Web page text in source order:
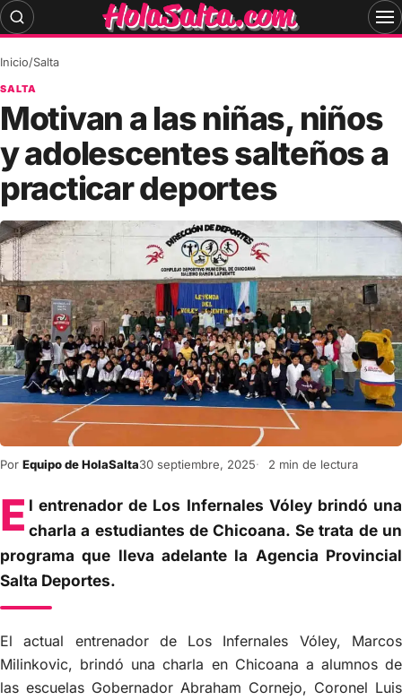
Skip
to
Inicio/Salta
SALTA
Motivan a las niñas, niños
y adolescentes salteños a
practicar deportes
Por Equipo de HolaSalta30 septiembre, 2025 2 min de lectura
E l entrenador de Los Infernales Vóley brindó una
charla a estudiantes de Chicoana. Se trata de un
programa que lleva adelante la Agencia Provincial
Salta Deportes.
El actual entrenador de Los Infernales Vóley, Marcos
Milinkovic, brindó una charla en Chicoana a alumnos de
las escuelas Gobernador Abraham Cornejo, Coronel Luis